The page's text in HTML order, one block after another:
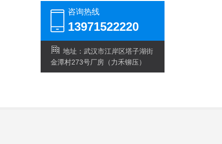
咨询热线
13971522220
地址：武汉市江岸区塔子湖街
金潭村273号厂房（力禾铆压）